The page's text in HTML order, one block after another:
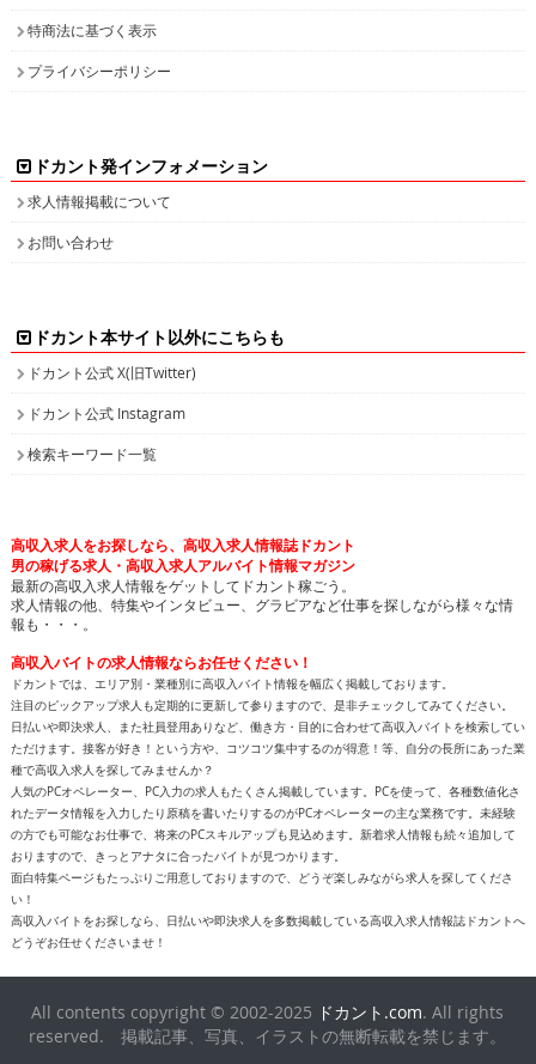
特商法に基づく表示
プライバシーポリシー
ドカント発インフォメーション
求人情報掲載について
お問い合わせ
ドカント本サイト以外にこちらも
ドカント公式 X(旧Twitter)
ドカント公式 Instagram
検索キーワード一覧
高収入求人をお探しなら、高収入求人情報誌ドカント
男の稼げる求人・高収入求人アルバイト情報マガジン
最新の高収入求人情報をゲットしてドカント稼ごう。
求人情報の他、特集やインタビュー、グラビアなど仕事を探しながら様々な情
報も・・・。
高収入バイトの求人情報ならお任せください！
ドカントでは、エリア別・業種別に高収入バイト情報を幅広く掲載しております。
注目のピックアップ求人も定期的に更新して参りますので、是非チェックしてみてください。
日払いや即決求人、また社員登用ありなど、働き方・目的に合わせて高収入バイトを検索してい
ただけます。接客が好き！という方や、コツコツ集中するのが得意！等、自分の長所にあった業
種で高収入求人を探してみませんか？
人気のPCオペレーター、PC入力の求人もたくさん掲載しています。PCを使って、各種数値化さ
れたデータ情報を入力したり原稿を書いたりするのがPCオペレーターの主な業務です。未経験
の方でも可能なお仕事で、将来のPCスキルアップも見込めます。新着求人情報も続々追加して
おりますので、きっとアナタに合ったバイトが見つかります。
面白特集ページもたっぷりご用意しておりますので、どうぞ楽しみながら求人を探してくださ
い！
高収入バイトをお探しなら、日払いや即決求人を多数掲載している高収入求人情報誌ドカントへ
どうぞお任せくださいませ！
All contents copyright © 2002-2025 ドカント.com. All rights
reserved. 掲載記事、写真、イラストの無断転載を禁じます。